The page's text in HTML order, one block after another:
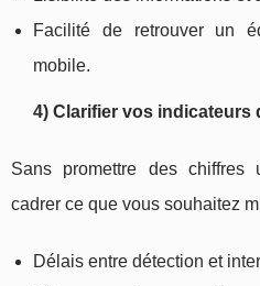
Facilité de retrouver un
mobile.
4) Clarifier vos indicateurs
Sans promettre des chiffres
cadrer ce que vous souhaitez
Délais entre détection et